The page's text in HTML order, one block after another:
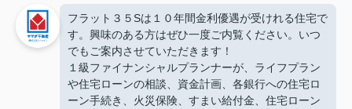
フラット３５Sは１０年間金利優遇が受けれる住宅で
す。興味のある方はぜひ一度ご内覧ください。いつ
でもご案内させていただきます！
１級ファイナンシャルプランナーが、ライフプラン
や住宅ローンの相談、資金計画、各銀行への住宅ロ
ーン手続き、火災保険、すまい給付金、住宅ローン